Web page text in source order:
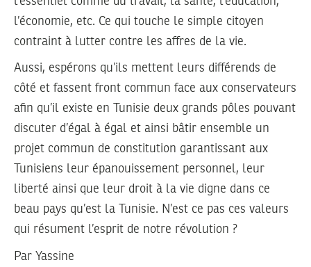
l’économie, etc. Ce qui touche le simple citoyen
contraint à lutter contre les affres de la vie.
Aussi, espérons qu’ils mettent leurs différends de
côté et fassent front commun face aux conservateurs
afin qu’il existe en Tunisie deux grands pôles pouvant
discuter d’égal à égal et ainsi bâtir ensemble un
projet commun de constitution garantissant aux
Tunisiens leur épanouissement personnel, leur
liberté ainsi que leur droit à la vie digne dans ce
beau pays qu’est la Tunisie. N’est ce pas ces valeurs
qui résument l’esprit de notre révolution ?
Par Yassine